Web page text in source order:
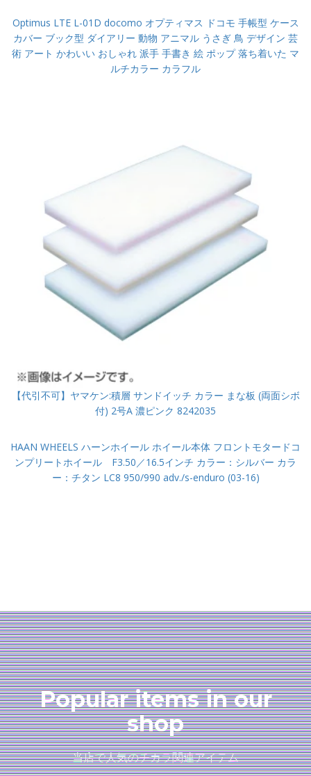
Optimus LTE L-01D docomo オプティマス ドコモ 手帳型 ケース
カバー ブック型 ダイアリー 動物 アニマル うさぎ 鳥 デザイン 芸
術 アート かわいい おしゃれ 派手 手書き 絵 ポップ 落ち着いた マ
ルチカラー カラフル
【代引不可】ヤマケン:積層 サンドイッチ カラー まな板 (両面シボ
付) 2号A 濃ピンク 8242035
HAAN WHEELS ハーンホイール ホイール本体 フロントモタードコ
ンプリートホイール F3.50／16.5インチ カラー：シルバー カラ
ー：チタン LC8 950/990 adv./s-enduro (03-16)
Popular items in our
shop
当店で人気のチカラ関連アイテム